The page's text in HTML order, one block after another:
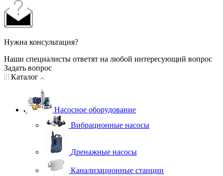
Нужна консультация?
Наши специалисты ответят на любой интересующий вопрос
Задать вопрос
Каталог
Насосное оборудование
Вибрационные насосы
Дренажные насосы
Канализационные станции